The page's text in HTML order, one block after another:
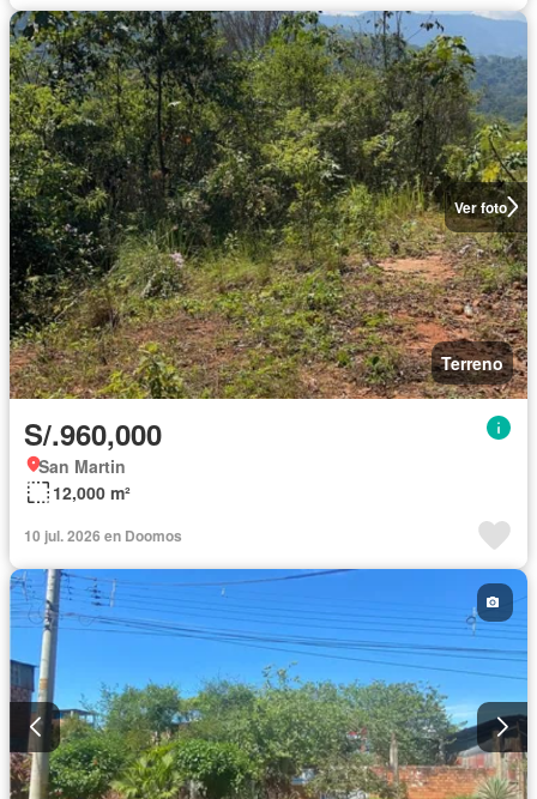
Ver foto
Terreno
S/.960,000
San Martin
12,000 m²
10 jul. 2026 en Doomos